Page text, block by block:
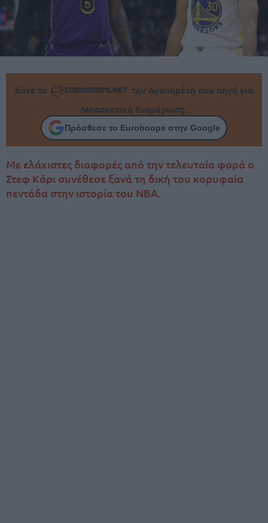
Κάνε το
την Αγαπημένη σου πηγή για
Μπασκετική Ενημέρωση.
Πρόσθεσε το Eurohoops στην Google
Με ελάχιστες διαφορές από την τελευταία φορά ο
Στεφ Κάρι συνέθεσε ξανά τη δική του κορυφαία
πεντάδα στην ιστορία του ΝΒΑ.